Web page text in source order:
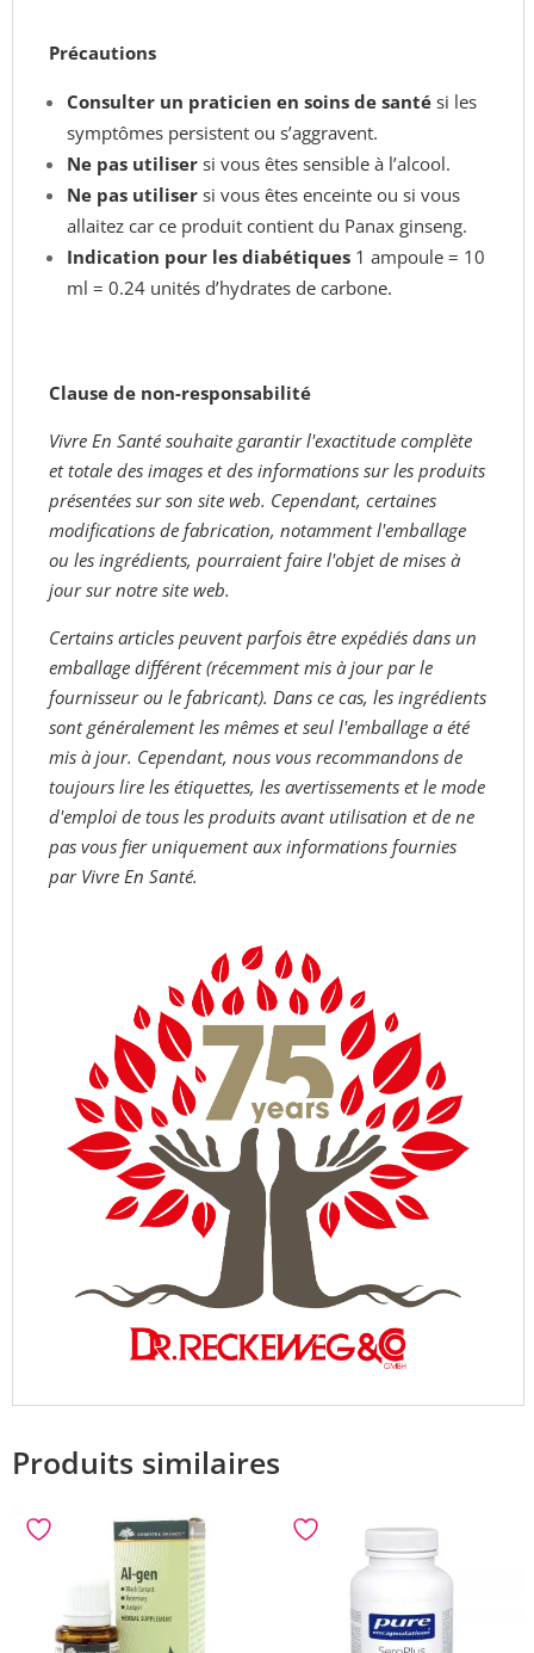
Précautions
Consulter un praticien en soins de santé si les
symptômes persistent ou s’aggravent.
Ne pas utiliser si vous êtes sensible à l’alcool.
Ne pas utiliser si vous êtes enceinte ou si vous
allaitez car ce produit contient du Panax ginseng.
Indication pour les diabétiques 1 ampoule = 10
ml = 0.24 unités d’hydrates de carbone.
Clause de non-responsabilité
Vivre En Santé souhaite garantir l'exactitude complète
et totale des images et des informations sur les produits
présentées sur son site web. Cependant, certaines
modifications de fabrication, notamment l'emballage
ou les ingrédients, pourraient faire l'objet de mises à
jour sur notre site web.
Certains articles peuvent parfois être expédiés dans un
emballage différent (récemment mis à jour par le
fournisseur ou le fabricant). Dans ce cas, les ingrédients
sont généralement les mêmes et seul l'emballage a été
mis à jour. Cependant, nous vous recommandons de
toujours lire les étiquettes, les avertissements et le mode
d'emploi de tous les produits avant utilisation et de ne
pas vous fier uniquement aux informations fournies
par Vivre En Santé.
Produits similaires